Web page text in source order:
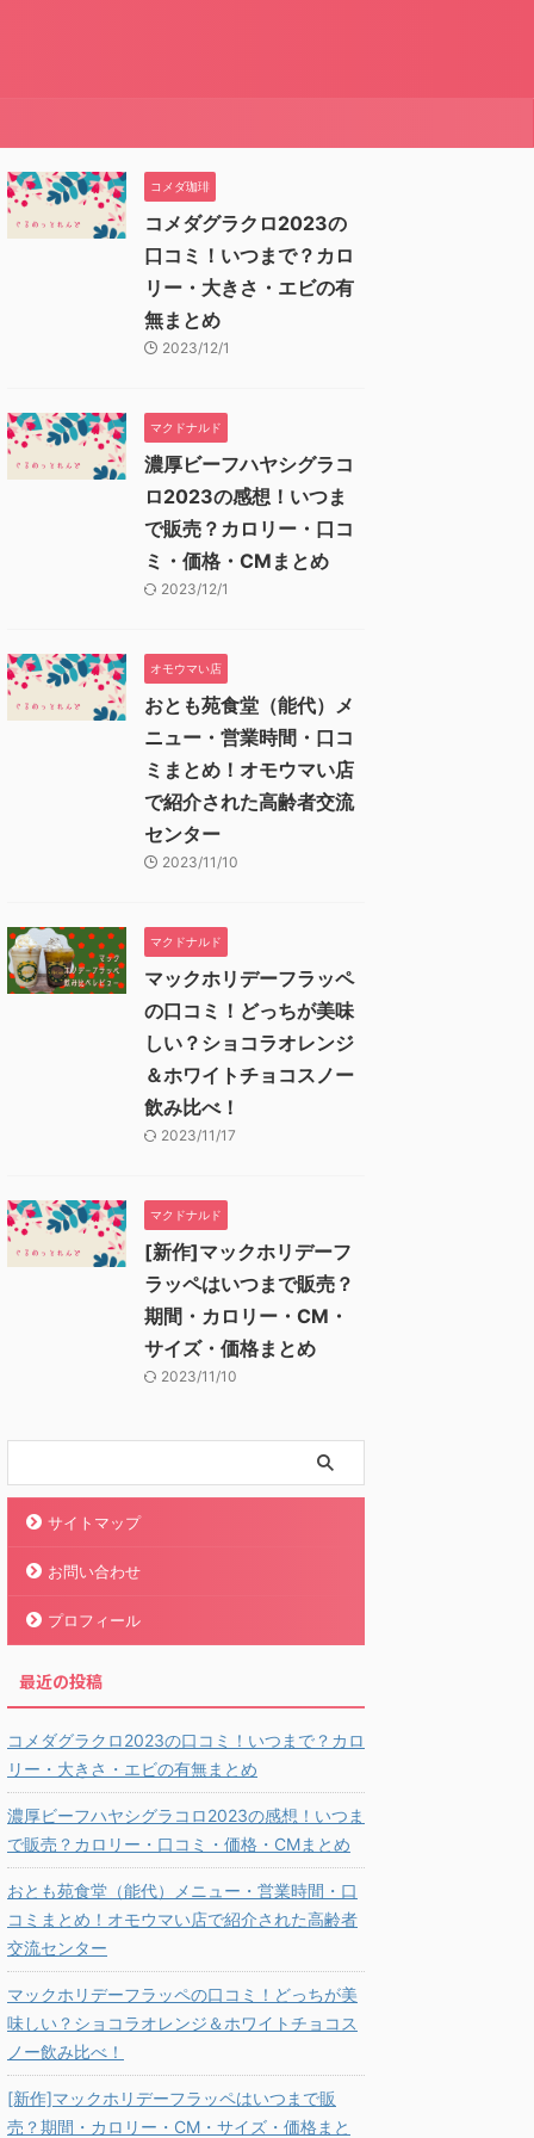
コメダ珈琲
コメダグラクロ2023の
口コミ！いつまで？カロ
リー・大きさ・エビの有
無まとめ
2023/12/1
マクドナルド
濃厚ビーフハヤシグラコ
ロ2023の感想！いつま
で販売？カロリー・口コ
ミ・価格・CMまとめ
2023/12/1
オモウマい店
おとも苑食堂（能代）メ
ニュー・営業時間・口コ
ミまとめ！オモウマい店
で紹介された高齢者交流
センター
2023/11/10
マクドナルド
マックホリデーフラッペ
の口コミ！どっちが美味
しい？ショコラオレンジ
＆ホワイトチョコスノー
飲み比べ！
2023/11/17
マクドナルド
[新作]マックホリデーフ
ラッペはいつまで販売？
期間・カロリー・CM・
サイズ・価格まとめ
2023/11/10
サイトマップ
お問い合わせ
プロフィール
最近の投稿
コメダグラクロ2023の口コミ！いつまで？カロ
リー・大きさ・エビの有無まとめ
濃厚ビーフハヤシグラコロ2023の感想！いつま
で販売？カロリー・口コミ・価格・CMまとめ
おとも苑食堂（能代）メニュー・営業時間・口
コミまとめ！オモウマい店で紹介された高齢者
交流センター
マックホリデーフラッペの口コミ！どっちが美
味しい？ショコラオレンジ＆ホワイトチョコス
ノー飲み比べ！
[新作]マックホリデーフラッペはいつまで販
売？期間・カロリー・CM・サイズ・価格まと